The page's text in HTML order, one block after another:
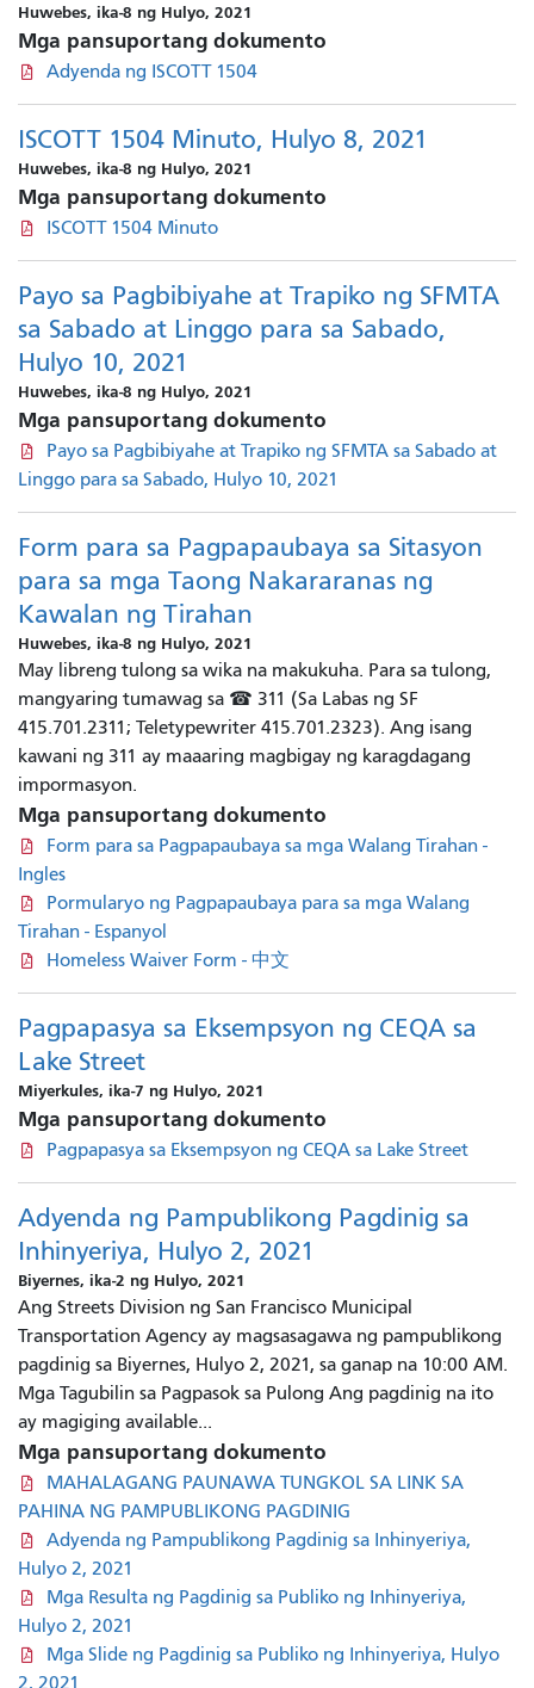
Huwebes, ika-8 ng Hulyo, 2021
Mga pansuportang dokumento
Adyenda ng ISCOTT 1504
ISCOTT 1504 Minuto, Hulyo 8, 2021
Huwebes, ika-8 ng Hulyo, 2021
Mga pansuportang dokumento
ISCOTT 1504 Minuto
Payo sa Pagbibiyahe at Trapiko ng SFMTA
sa Sabado at Linggo para sa Sabado,
Hulyo 10, 2021
Huwebes, ika-8 ng Hulyo, 2021
Mga pansuportang dokumento
Payo sa Pagbibiyahe at Trapiko ng SFMTA sa Sabado at
Linggo para sa Sabado, Hulyo 10, 2021
Form para sa Pagpapaubaya sa Sitasyon
para sa mga Taong Nakararanas ng
Kawalan ng Tirahan
Huwebes, ika-8 ng Hulyo, 2021
May libreng tulong sa wika na makukuha. Para sa tulong,
mangyaring tumawag sa ☎ 311 (Sa Labas ng SF
415.701.2311; Teletypewriter 415.701.2323). Ang isang
kawani ng 311 ay maaaring magbigay ng karagdagang
impormasyon.
Mga pansuportang dokumento
Form para sa Pagpapaubaya sa mga Walang Tirahan -
Ingles
Pormularyo ng Pagpapaubaya para sa mga Walang
Tirahan - Espanyol
Homeless Waiver Form - 中文
Pagpapasya sa Eksempsyon ng CEQA sa
Lake Street
Miyerkules, ika-7 ng Hulyo, 2021
Mga pansuportang dokumento
Pagpapasya sa Eksempsyon ng CEQA sa Lake Street
Adyenda ng Pampublikong Pagdinig sa
Inhinyeriya, Hulyo 2, 2021
Biyernes, ika-2 ng Hulyo, 2021
Ang Streets Division ng San Francisco Municipal
Transportation Agency ay magsasagawa ng pampublikong
pagdinig sa Biyernes, Hulyo 2, 2021, sa ganap na 10:00 AM.
Mga Tagubilin sa Pagpasok sa Pulong Ang pagdinig na ito
ay magiging available...
Mga pansuportang dokumento
MAHALAGANG PAUNAWA TUNGKOL SA LINK SA
PAHINA NG PAMPUBLIKONG PAGDINIG
Adyenda ng Pampublikong Pagdinig sa Inhinyeriya,
Hulyo 2, 2021
Mga Resulta ng Pagdinig sa Publiko ng Inhinyeriya,
Hulyo 2, 2021
Mga Slide ng Pagdinig sa Publiko ng Inhinyeriya, Hulyo
2, 2021